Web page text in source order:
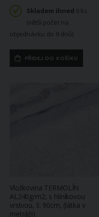
Skladem ihned 6 ks
(větší počet na
objednávku do 9 dnů)
PŘIDEJ DO KOŠÍKU
Vložkovina TERMOLÍN
AL240g/m2, s hliníkovou
vrstvou, š. 90cm, (látka v
metráži)